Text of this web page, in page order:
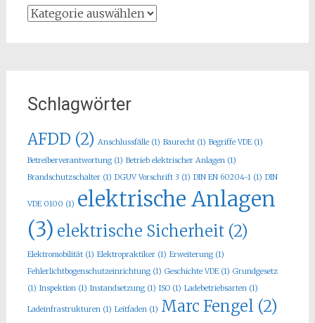
Kategorie
Schlagwörter
AFDD (2) Anschlussfälle(1) Baurecht(1) Begriffe VDE(1)
Betreiberverantwortung(1) Betrieb elektrischer Anlagen(1)
Brandschutzschalter(1) DGUV Vorschrift 3 (1) DIN EN 60204-1(1) DIN
VDE 0100 (1) elektrische Anlagen
(3) elektrische Sicherheit(2)
Elektromobilität(1) Elektropraktiker(1) Erweiterung(1)
Fehlerlichtbogenschutzeinrichtung(1) Geschichte VDE(1) Grundgesetz
(1) Inspektion(1) Instandsetzung(1) ISO(1) Ladebetriebsarten(1)
Ladeinfrastrukturen(1) Leitfaden(1) Marc Fengel (2)